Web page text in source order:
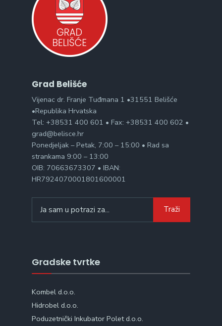
Grad Belišće
Vijenac dr. Franje Tuđmana 1 •31551 Belišće
•Republika Hrvatska
Tel: +38531 400 601 • Fax: +38531 400 602 •
grad@belisce.hr
Ponedjeljak – Petak, 7:00 – 15:00 • Rad sa
strankama 9:00 – 13:00
OIB: 70663673307 • IBAN:
HR7924070001801600001
for:
Traži
Gradske tvrtke
Kombel d.o.o.
Hidrobel d.o.o.
Poduzetnički Inkubator Polet d.o.o.